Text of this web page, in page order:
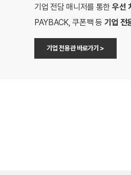
기업 전담 매니저를 통한 우선
PAYBACK, 쿠폰팩 등 기업 전
기업 전용관 바로가기 >